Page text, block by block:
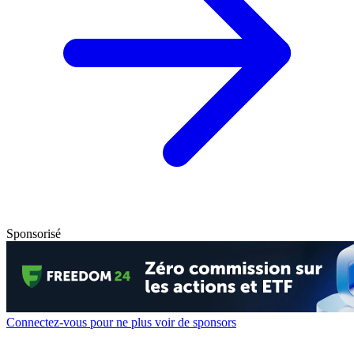
Sponsorisé
Connectez-vous pour ne plus voir de sponsors